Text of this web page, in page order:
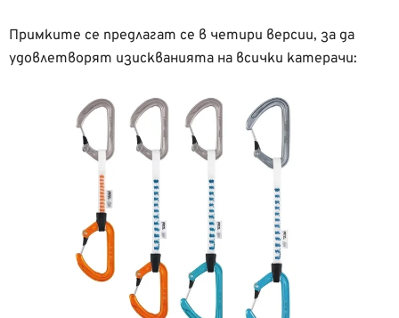
Примките се предлагат се в четири версии, за да
удовлетворят изискванията на всички катерачи: